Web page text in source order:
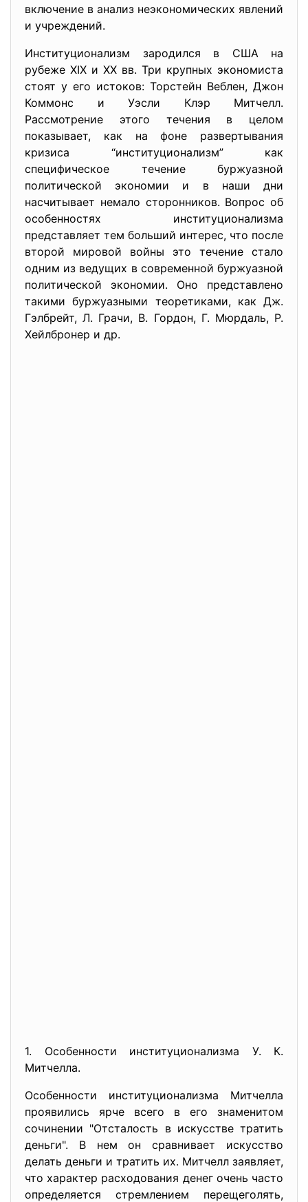
включение в анализ неэкономических явлений
и учреждений.
Институционализм зародился в США на
рубеже XIX и XX вв. Три крупных экономиста
стоят у его истоков: Торстейн Веблен, Джон
Коммонс и Уэсли Клэр Митчелл.
Рассмотрение этого течения в целом
показывает, как на фоне развертывания
кризиса “институционализм” как
специфическое течение буржуазной
политической экономии и в наши дни
насчитывает немало сторонников. Вопрос об
особенностях институционализма
представляет тем больший интерес, что после
второй мировой войны это течение стало
одним из ведущих в современной буржуазной
политической экономии. Оно представлено
такими буржуазными теоретиками, как Дж.
Гэлбрейт, Л. Грачи, В. Гордон, Г. Мюрдаль, Р.
Хейлбронер и др.
1. Особенности институционализма У. К.
Митчелла.
Особенности институционализма Митчелла
проявились ярче всего в его знаменитом
сочинении "Отсталость в искусстве тратить
деньги". В нем он сравнивает искусство
делать деньги и тратить их. Митчелл заявляет,
что характер расходования денег очень часто
определяется стремлением перещеголять,